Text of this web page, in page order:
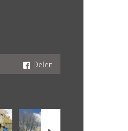
Delen